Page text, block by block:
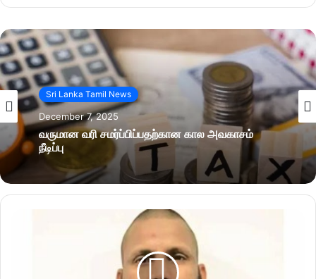
Sri Lanka Tamil News
December 7, 2025
வருமான வரி சமர்ப்பிப்பதற்கான கால அவகாசம்
நீடிப்பு